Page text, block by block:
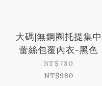
大碼|無鋼圈托提集中
蕾絲包覆內衣-黑色
NT$780
NT$980